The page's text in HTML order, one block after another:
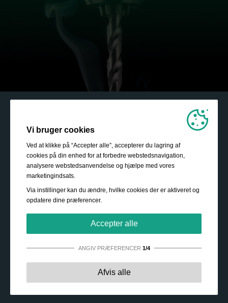
Vi bruger cookies
Ved at klikke på “Accepter alle”, accepterer du lagring af
cookies på din enhed for at forbedre webstedsnavigation,
analysere webstedsanvendelse og hjælpe med vores
marketingindsats.
Via instillinger kan du ændre, hvilke cookies der er aktiveret og
opdatere dine præferencer.
Accepter alle
ANGIV PRÆFERENCER 1/4
Disse cookies er essentielle for at
Afvis alle